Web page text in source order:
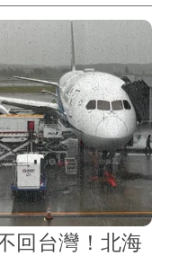
回台灣！北海